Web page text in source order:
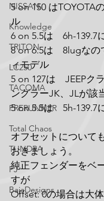
NISSAN
Knowledge
TRITON
LC250
TACOMA
PRERUNNER
Total Chaos
TUNDRA
FJ
BajaDesigns
5 on 150 はTOYOTA
ル
6 on 5.5は　6h-139.7
8 on 6.5は　8lugな
ィモデル
5 on 127は　JEEPク
ングラーJK、JLが該
5 on 5.5は　5h-139.7
オフセットについて
おきましょう。
純正フェンダーをベ
すが
Offset: 0の場合は大